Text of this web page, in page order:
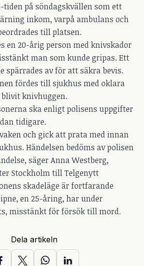
tiden på söndagskvällen som ett
inkom, varpå ambulans och
till platsen.
en 20-årig person med knivskador
man som kunde gripas. Ett
spärrades av för att säkra bevis.
fördes till sjukhus med oklara
knivhuggen.
ska enligt polisens uppgifter
tidigare.
och gick att prata med innan
Händelsen bedöms av polisen
säger Anna Westberg,
Stockholm till Telgenytt
skadeläge är fortfarande
en 25-åring, har under
misstänkt för försök till mord.
Dela artikeln